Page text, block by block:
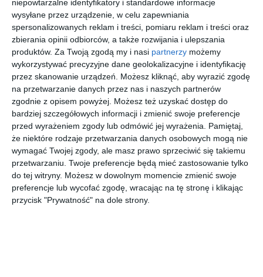
niepowtarzalne identyfikatory i standardowe informacje
wysyłane przez urządzenie, w celu zapewniania
spersonalizowanych reklam i treści, pomiaru reklam i treści oraz
zbierania opinii odbiorców, a także rozwijania i ulepszania
produktów. Za Twoją zgodą my i nasi partnerzy możemy
wykorzystywać precyzyjne dane geolokalizacyjne i identyfikację
przez skanowanie urządzeń. Możesz kliknąć, aby wyrazić zgodę
na przetwarzanie danych przez nas i naszych partnerów
zgodnie z opisem powyżej. Możesz też uzyskać dostęp do
bardziej szczegółowych informacji i zmienić swoje preferencje
przed wyrażeniem zgody lub odmówić jej wyrażenia.
Pamiętaj,
że niektóre rodzaje przetwarzania danych osobowych mogą nie
wymagać Twojej zgody, ale masz prawo sprzeciwić się takiemu
przetwarzaniu. Twoje preferencje będą mieć zastosowanie tylko
do tej witryny. Możesz w dowolnym momencie zmienić swoje
preferencje lub wycofać zgodę, wracając na tę stronę i klikając
przycisk "Prywatność" na dole strony.
tatuś
dziadek
są
najlepsi!
[ książka ]
Peppa
Pig.
Kraina
. Zimowe
przygody
praca zbiorowa
[ książka ]
Peppa
Pig.
Zadania
do
ścierania.
Dzieciaki
rządzą!
praca zbiorowa
[ książka ]
Peppa
Pig.
Wielkie
wodne
malowani
e. Z wizytą
u Peppy
praca zbiorowa
[ książka ]
Peppa
Pig. Baw
się! 500
naklejek.
Peppa
chce
pomagać
praca zbiorowa
[ książka ]
Peppa
Pig. Dodaj
kolorów z
naklejkam
praca zbiorowa
[ książka ]
Peppa
Pig.
Zdrapuj,
koloruj,
praca zbiorowa
[ książka ]
Peppa
Pig.
Wodne
zabawy. W
praca zbiorowa
[ książka ]
Peppa
Pig.
Słodkich
praca zbiorowa